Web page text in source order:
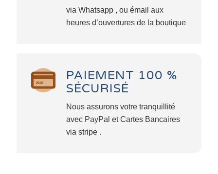
via Whatsapp , ou émail aux
heures d’ouvertures de la boutique
PAIEMENT 100 %
SÉCURISÉ
Nous assurons votre tranquillité
avec PayPal et Cartes Bancaires
via stripe .